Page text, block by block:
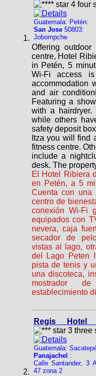
Guatemala: Petén:
San Jose50803:
Jobompche
Offering
centre, Hotel
in Petén, 5
Wi-Fi access
accommodation
and air
Featuring a
with a
while others
safety deposit
Itza you will find
fitness centre.
include a
desk. The
El Hotel Ribiera
en Petén, a 5
Cuenta con
centro de
conexión Wi-Fi
equipados con
nevera, caja
secador de
vistas al lago,
del Lago Peten
pista de tenis y
una discoteca,
mostrador
establecimiento
Regis Hotel
Guatemala:
Panajachel :
Calle Santander, 3
47 zona 2